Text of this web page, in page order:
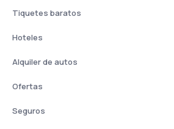
Tiquetes baratos
Hoteles
Alquiler de autos
Ofertas
Seguros